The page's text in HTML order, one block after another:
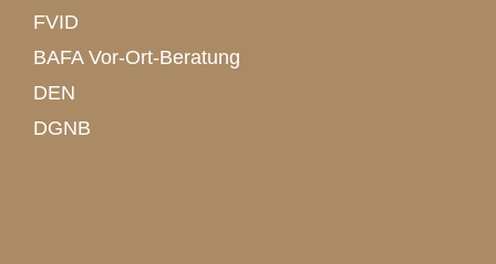
FVID
BAFA Vor-Ort-Beratung
DEN
DGNB